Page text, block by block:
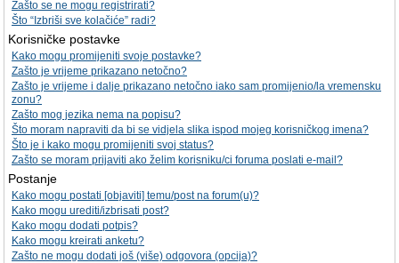
Zašto se ne mogu registrirati?
Što “Izbriši sve kolačiće” radi?
Korisničke postavke
Kako mogu promijeniti svoje postavke?
Zašto je vrijeme prikazano netočno?
Zašto je vrijeme i dalje prikazano netočno iako sam promijenio/la vremensku
zonu?
Zašto mog jezika nema na popisu?
Što moram napraviti da bi se vidjela slika ispod mojeg korisničkog imena?
Što je i kako mogu promijeniti svoj status?
Zašto se moram prijaviti ako želim korisniku/ci foruma poslati e-mail?
Postanje
Kako mogu postati [objaviti] temu/post na forum(u)?
Kako mogu urediti/izbrisati post?
Kako mogu dodati potpis?
Kako mogu kreirati anketu?
Zašto ne mogu dodati još (više) odgovora (opcija)?